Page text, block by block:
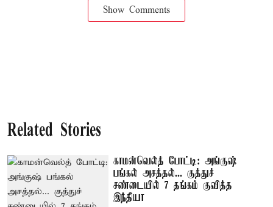
Show Comments
Related Stories
காமன்வெல்த் போட்டி: அங்குஷ்
பங்கல் அசத்தல்... குத்துச்
சண்டையில் 7 தங்கம் குவித்த
இந்தியா